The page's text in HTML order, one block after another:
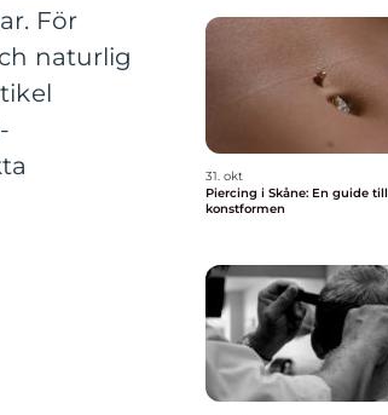
För
naturlig
31. okt
Piercing i Skåne: En guide till
konstformen